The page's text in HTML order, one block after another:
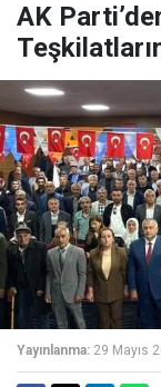
AK
Yayınlanma: 29 Mayıs